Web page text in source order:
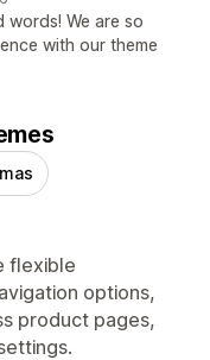
We are so
with our theme
flexible
options,
product pages,